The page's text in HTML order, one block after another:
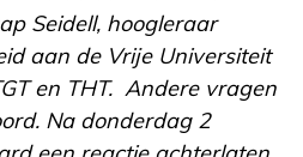
Seidell, hoogleraar
aan de Vrije Universiteit
en THT. Andere vragen
Na donderdag 2